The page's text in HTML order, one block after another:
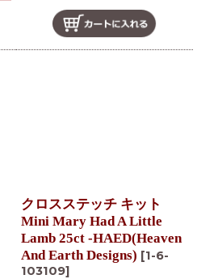
クロスステッチ キット
Mini Mary Had A Little
Lamb 25ct -HAED(Heaven
And Earth Designs) [1-6-
103109]